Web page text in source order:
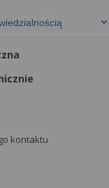
kontaktu